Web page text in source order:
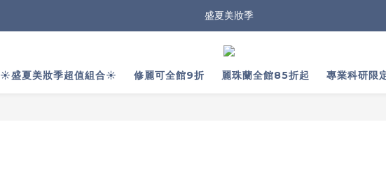
盛夏美妝季
☀️盛夏美妝季超值組合☀️ 修麗可全館9折 麗珠蘭全館85折起 專業科研限